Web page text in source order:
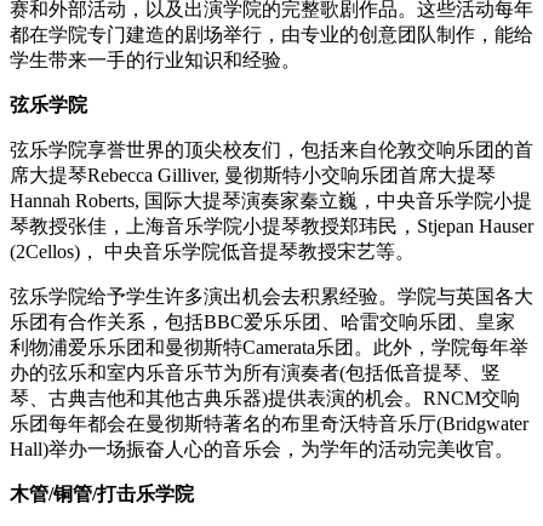
赛和外部活动，以及出演学院的完整歌剧作品。这些活动每年
都在学院专门建造的剧场举行，由专业的创意团队制作，能给
学生带来一手的行业知识和经验。
弦乐学院
弦乐学院享誉世界的顶尖校友们，包括来自伦敦交响乐团的首
席大提琴Rebecca Gilliver, 曼彻斯特小交响乐团首席大提琴
Hannah Roberts, 国际大提琴演奏家秦立巍，中央音乐学院小提
琴教授张佳，上海音乐学院小提琴教授郑玮民，Stjepan Hauser
(2Cellos)， 中央音乐学院低音提琴教授宋艺等。
弦乐学院给予学生许多演出机会去积累经验。学院与英国各大
乐团有合作关系，包括BBC爱乐乐团、哈雷交响乐团、皇家
利物浦爱乐乐团和曼彻斯特Camerata乐团。此外，学院每年举
办的弦乐和室内乐音乐节为所有演奏者(包括低音提琴、竖
琴、古典吉他和其他古典乐器)提供表演的机会。RNCM交响
乐团每年都会在曼彻斯特著名的布里奇沃特音乐厅(Bridgwater
Hall)举办一场振奋人心的音乐会，为学年的活动完美收官。
木管/铜管/打击乐学院